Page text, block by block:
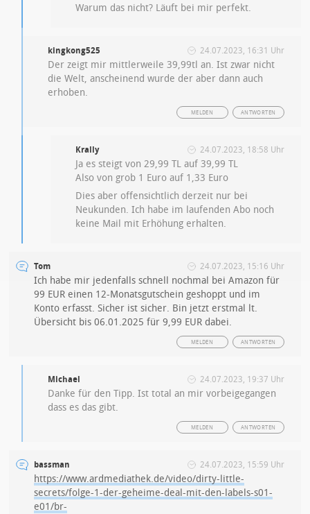
Warum das nicht? Läuft bei mir perfekt.
kingkong525 24.07.2023, 16:31 Uhr
Der zeigt mir mittlerweile 39,99tl an. Ist zwar nicht
die Welt, anscheinend wurde der aber dann auch
erhoben.
ANTWORTEN
MELDEN
Krally 24.07.2023, 18:58 Uhr
Ja es steigt von 29,99 TL auf 39,99 TL
Also von grob 1 Euro auf 1,33 Euro
Dies aber offensichtlich derzeit nur bei
Neukunden. Ich habe im laufenden Abo noch
keine Mail mit Erhöhung erhalten.
Tom 24.07.2023, 15:16 Uhr
Ich habe mir jedenfalls schnell nochmal bei Amazon für
99 EUR einen 12-Monatsgutschein geshoppt und im
Konto erfasst. Sicher ist sicher. Bin jetzt erstmal lt.
Übersicht bis 06.01.2025 für 9,99 EUR dabei.
ANTWORTEN
MELDEN
Michael 24.07.2023, 19:37 Uhr
Danke für den Tipp. Ist total an mir vorbeigegangen
dass es das gibt.
ANTWORTEN
MELDEN
bassman 24.07.2023, 15:59 Uhr
https://www.ardmediathek.de/video/dirty-little-
secrets/folge-1-der-geheime-deal-mit-den-labels-s01-
e01/br-